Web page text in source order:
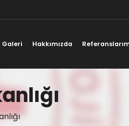
Galeri Hakkımızda